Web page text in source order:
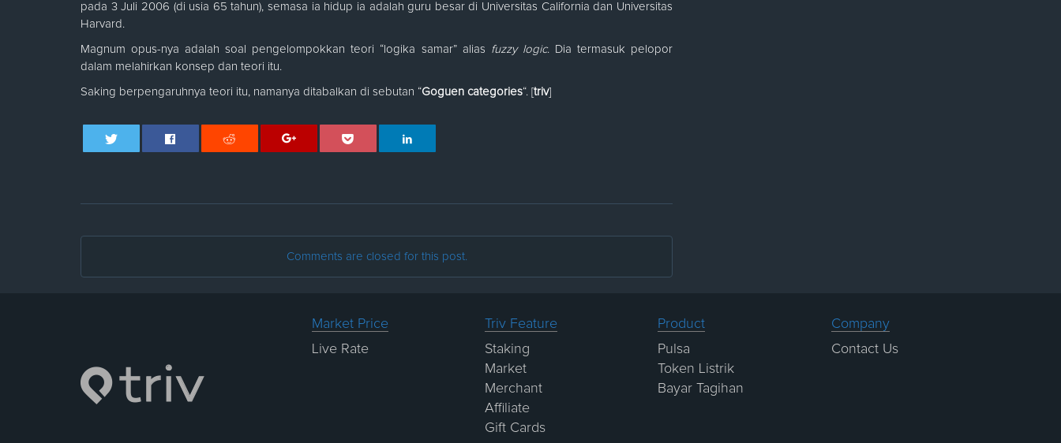
pada 3 Juli 2006 (di usia 65 tahun), semasa ia hidup ia adalah guru besar di Universitas California dan Universitas
Harvard.
Magnum opus-nya adalah soal pengelompokkan teori “logika samar” alias fuzzy logic. Dia termasuk pelopor
dalam melahirkan konsep dan teori itu.
Saking berpengaruhnya teori itu, namanya ditabalkan di sebutan “Goguen categories“. [triv]
Comments are closed for this post.
Market Price
Live Rate
Triv Feature
Staking
Market
Merchant
Affiliate
Gift Cards
Product
Pulsa
Token Listrik
Bayar Tagihan
Company
Contact Us